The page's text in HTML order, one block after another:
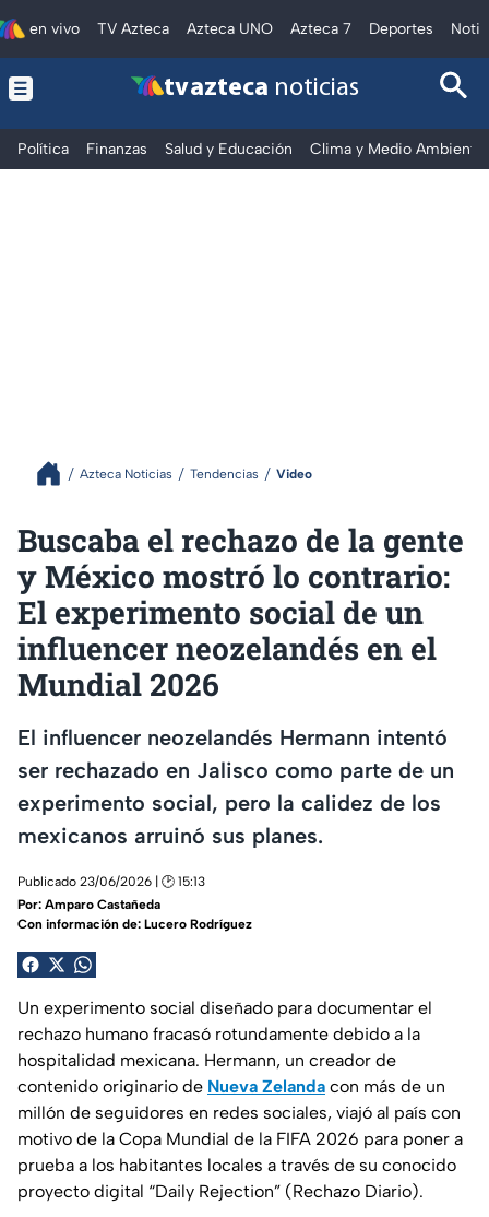
en vivo TV Azteca Azteca UNO Azteca 7 Deportes
tv azteca noticias
Política Finanzas Salud y Educación Clima y Medio Ambiente
Azteca Noticias Tendencias Video
Buscaba el rechazo de la gente
y México mostró lo contrario:
El experimento social de un
influencer neozelandés en el
Mundial 2026
El influencer neozelandés Hermann intentó
ser rechazado en Jalisco como parte de un
experimento social, pero la calidez de los
mexicanos arruinó sus planes.
Publicado 23/06/2026 | 🕑 15:13
Por: Amparo Castañeda
Con información de: Lucero Rodríguez
Un experimento social diseñado para documentar el
rechazo humano fracasó rotundamente debido a la
hospitalidad mexicana. Hermann, un creador de
contenido originario de Nueva Zelanda con más de un
millón de seguidores en redes sociales, viajó al país con
motivo de la Copa Mundial de la FIFA 2026 para poner a
prueba a los habitantes locales a través de su conocido
proyecto digital “Daily Rejection” (Rechazo Diario).